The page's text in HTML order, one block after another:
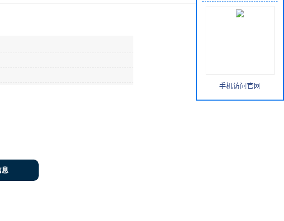
息
手机访问官网